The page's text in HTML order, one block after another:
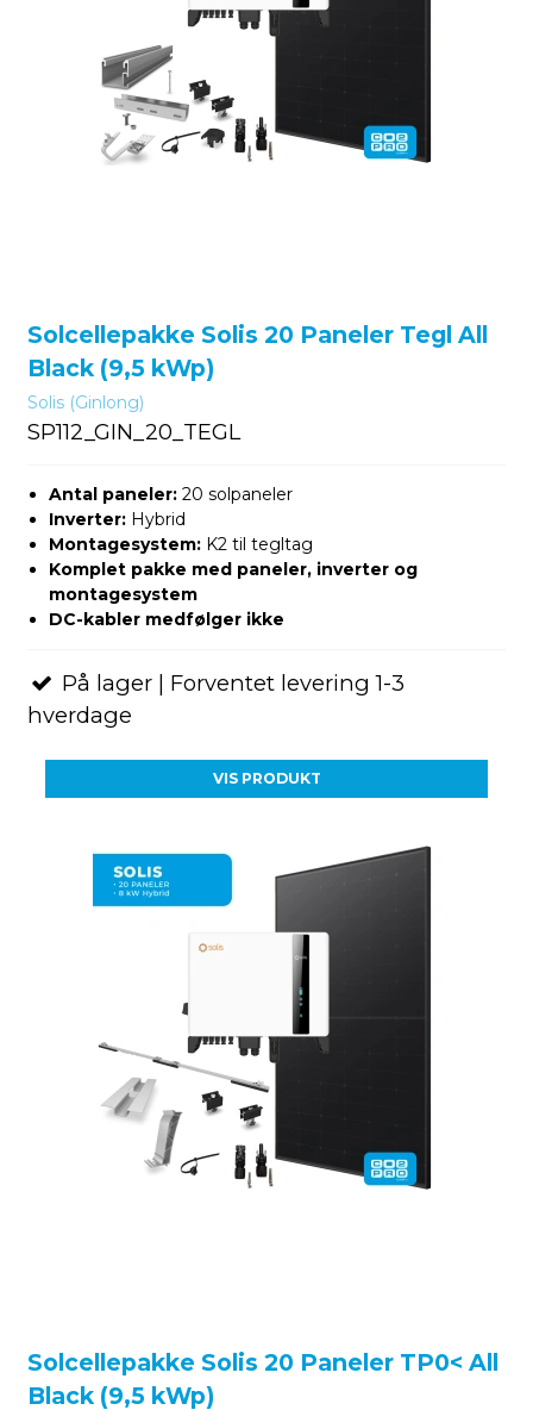
Solcellepakke Solis 20 Paneler Tegl All
Black (9,5 kWp)
Solis (Ginlong)
SP112_GIN_20_TEGL
Antal paneler:20 solpaneler
Inverter:Hybrid
Montagesystem:K2 til tegltag
Komplet pakke med paneler, inverter og
montagesystem
DC-kabler medfølger ikke
På lager | Forventet levering 1-3
hverdage
VIS PRODUKT
Solcellepakke Solis 20 Paneler TP0< All
Black (9,5 kWp)